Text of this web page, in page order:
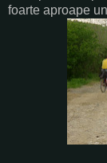
foarte aproape